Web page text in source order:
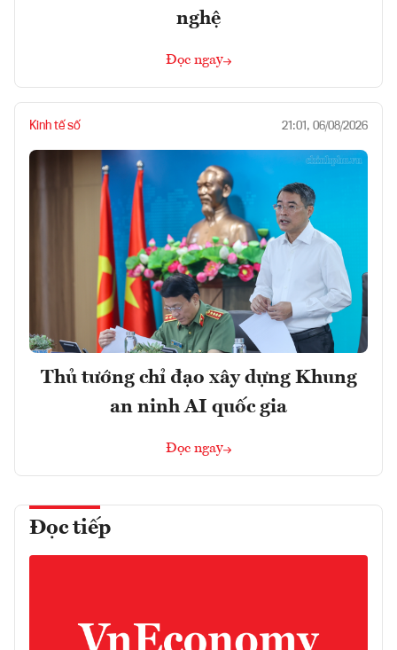
nghệ
Đọc ngay
Kinh tế số 21:01, 06/08/2026
Thủ tướng chỉ đạo xây dựng Khung
an ninh AI quốc gia
Đọc ngay
Đọc tiếp